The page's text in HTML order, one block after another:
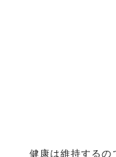
健康は維持するの